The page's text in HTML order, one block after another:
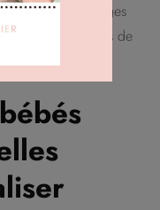
Ces apprentissages
motrices hors de